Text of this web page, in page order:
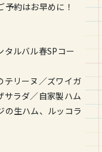
約はお早めに！
ルバル春SPコー
テリーヌ／ズワイガ
サラダ／自家製ハム
の生ハム、ルッコラ